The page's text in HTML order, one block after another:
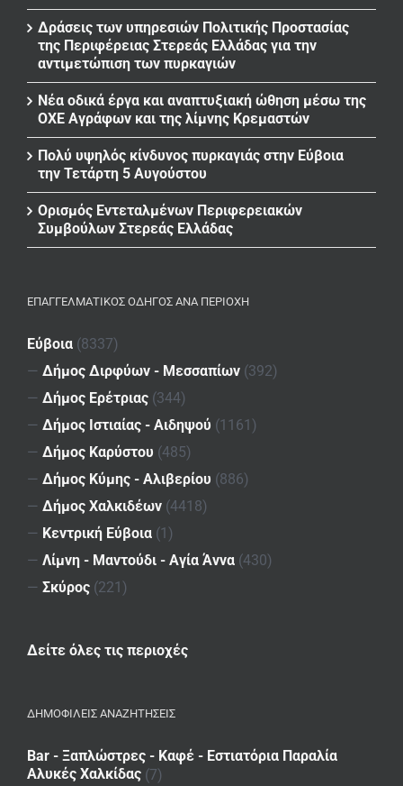
Δράσεις των υπηρεσιών Πολιτικής Προστασίας
της Περιφέρειας Στερεάς Ελλάδας για την
αντιμετώπιση των πυρκαγιών
Νέα οδικά έργα και αναπτυξιακή ώθηση μέσω της
ΟΧΕ Αγράφων και της λίμνης Κρεμαστών
Πολύ υψηλός κίνδυνος πυρκαγιάς στην Εύβοια
την Τετάρτη 5 Αυγούστου
Ορισμός Εντεταλμένων Περιφερειακών
Συμβούλων Στερεάς Ελλάδας
ΕΠΑΓΓΕΛΜΑΤΙΚΌΣ ΟΔΗΓΌΣ ΑΝΆ ΠΕΡΙΟΧΉ
Εύβοια (8337)
— Δήμος Διρφύων - Μεσσαπίων (392)
— Δήμος Ερέτριας (344)
— Δήμος Ιστιαίας - Αιδηψού (1161)
— Δήμος Καρύστου (485)
— Δήμος Κύμης - Αλιβερίου (886)
— Δήμος Χαλκιδέων (4418)
— Κεντρική Εύβοια (1)
— Λίμνη - Μαντούδι - Αγία Άννα (430)
— Σκύρος (221)
Δείτε όλες τις περιοχές
ΔΗΜΟΦΙΛΕΙΣ ΑΝΑΖΗΤΗΣΕΙΣ
Bar - Ξαπλώστρες - Καφέ - Εστιατόρια Παραλία
Αλυκές Χαλκίδας (7)